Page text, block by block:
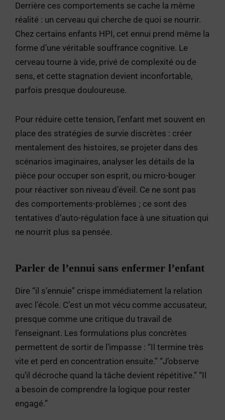
Derrière ces comportements se cache la même
réalité : un cerveau qui cherche de quoi se nourrir.
Chez certains enfants HPI, cet ennui prend même la
forme d’une véritable souffrance cognitive. Le
cerveau tourne à vide, privé de complexité ou de
sens, et cette stagnation devient inconfortable,
parfois presque douloureuse.
Pour réduire cette tension, l’enfant met souvent en
place des stratégies de survie discrètes : créer
mentalement des histoires, se projeter dans des
scénarios imaginaires, analyser les détails de la
pièce pour occuper son esprit, ou micro-bouger
pour réactiver son niveau d’éveil. Ce ne sont pas
des comportements-problèmes ; ce sont des
tentatives d’auto-régulation face à une situation qui
ne nourrit plus sa pensée.
Parler de l’ennui sans enfermer l’enfant
Dire “il s’ennuie” crispe immédiatement la relation
avec l’école. C’est un mot vécu comme accusateur,
presque comme une critique du travail de
l’enseignant. Les formulations plus concrètes
permettent de sortir de l’impasse : “Il termine très
vite et perd en concentration ensuite.” “J’observe
qu’il décroche quand la tâche devient répétitive.” “Il
a besoin de comprendre la logique pour rester
engagé.”